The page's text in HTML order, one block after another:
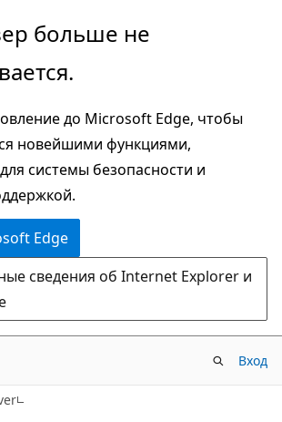
больше не
до Microsoft Edge, чтобы
новейшими функциями,
системы безопасности и
Edge
сведения об Internet Explorer и
Вход